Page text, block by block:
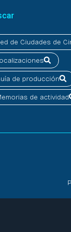
de Ciudades de
de producción
de actividad